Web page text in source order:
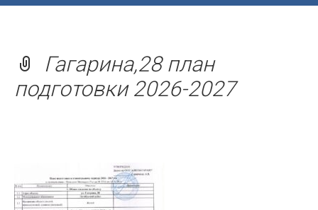
Гагарина,28 план
подготовки 2026-2027